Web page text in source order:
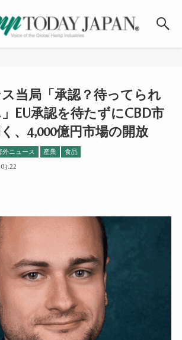
当局「承認？待ってられ
EU承認を待たずにCBD市
、4,000億円市場の開放
外ニュース 産業 食品